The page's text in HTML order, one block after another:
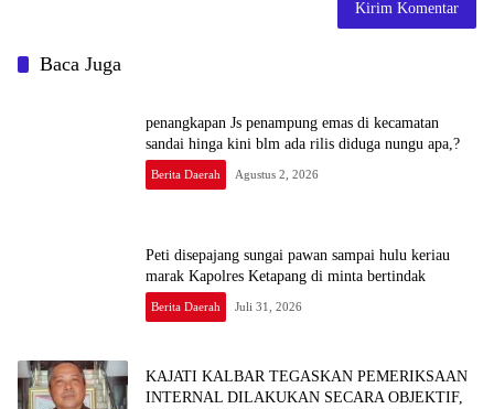
Baca Juga
penangkapan Js penampung emas di kecamatan
sandai hinga kini blm ada rilis diduga nungu apa,?
Berita Daerah Agustus 2, 2026
Peti disepajang sungai pawan sampai hulu keriau
marak Kapolres Ketapang di minta bertindak
Berita Daerah Juli 31, 2026
KAJATI KALBAR TEGASKAN PEMERIKSAAN
INTERNAL DILAKUKAN SECARA OBJEKTIF,